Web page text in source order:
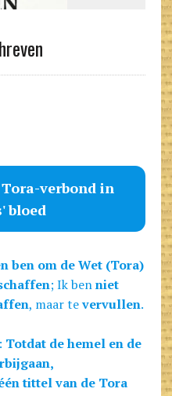
verbond in
bloed
ben om de Wet (Tora)
; Ik benniet
, maar tevervullen.
Totdat de hemel en de
tittel van de Tora